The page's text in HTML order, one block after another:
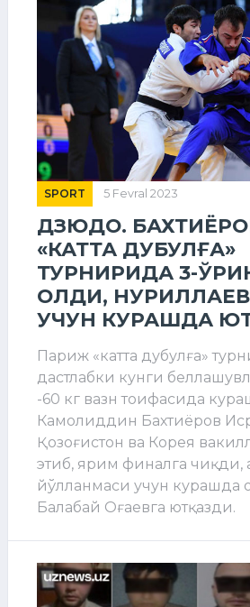
SPORT 5 Fevral 2023
ДЗЮДО.
«КАТТА ДУБУЛҒА»
ТУРНИРИДА 3-
ОЛДИ, НУРИЛЛАЕВ
УЧУН КУРАШДА
Париж «катта дубулға»
дастлабки кунги
-60 кг вазн тоифасида
Камолиддин Бахтиёров
Қозоғистон ва Корея
этиб, ярим финалга
йўлланмаси учун курашда
Балабай Оғаевга ютқазди.